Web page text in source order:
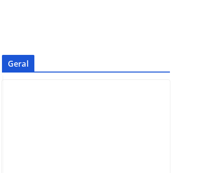
Geral